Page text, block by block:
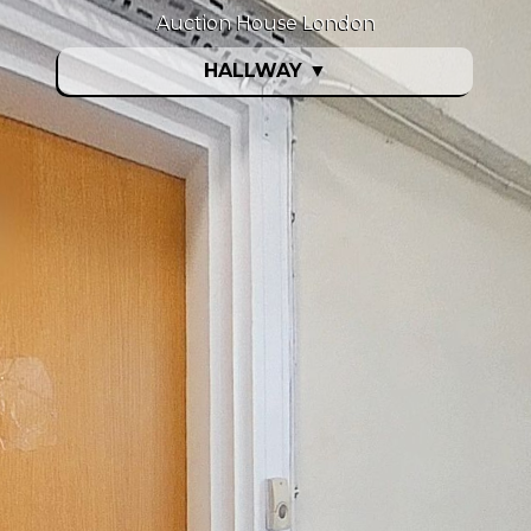
HALLWAY ▼
Auction House London